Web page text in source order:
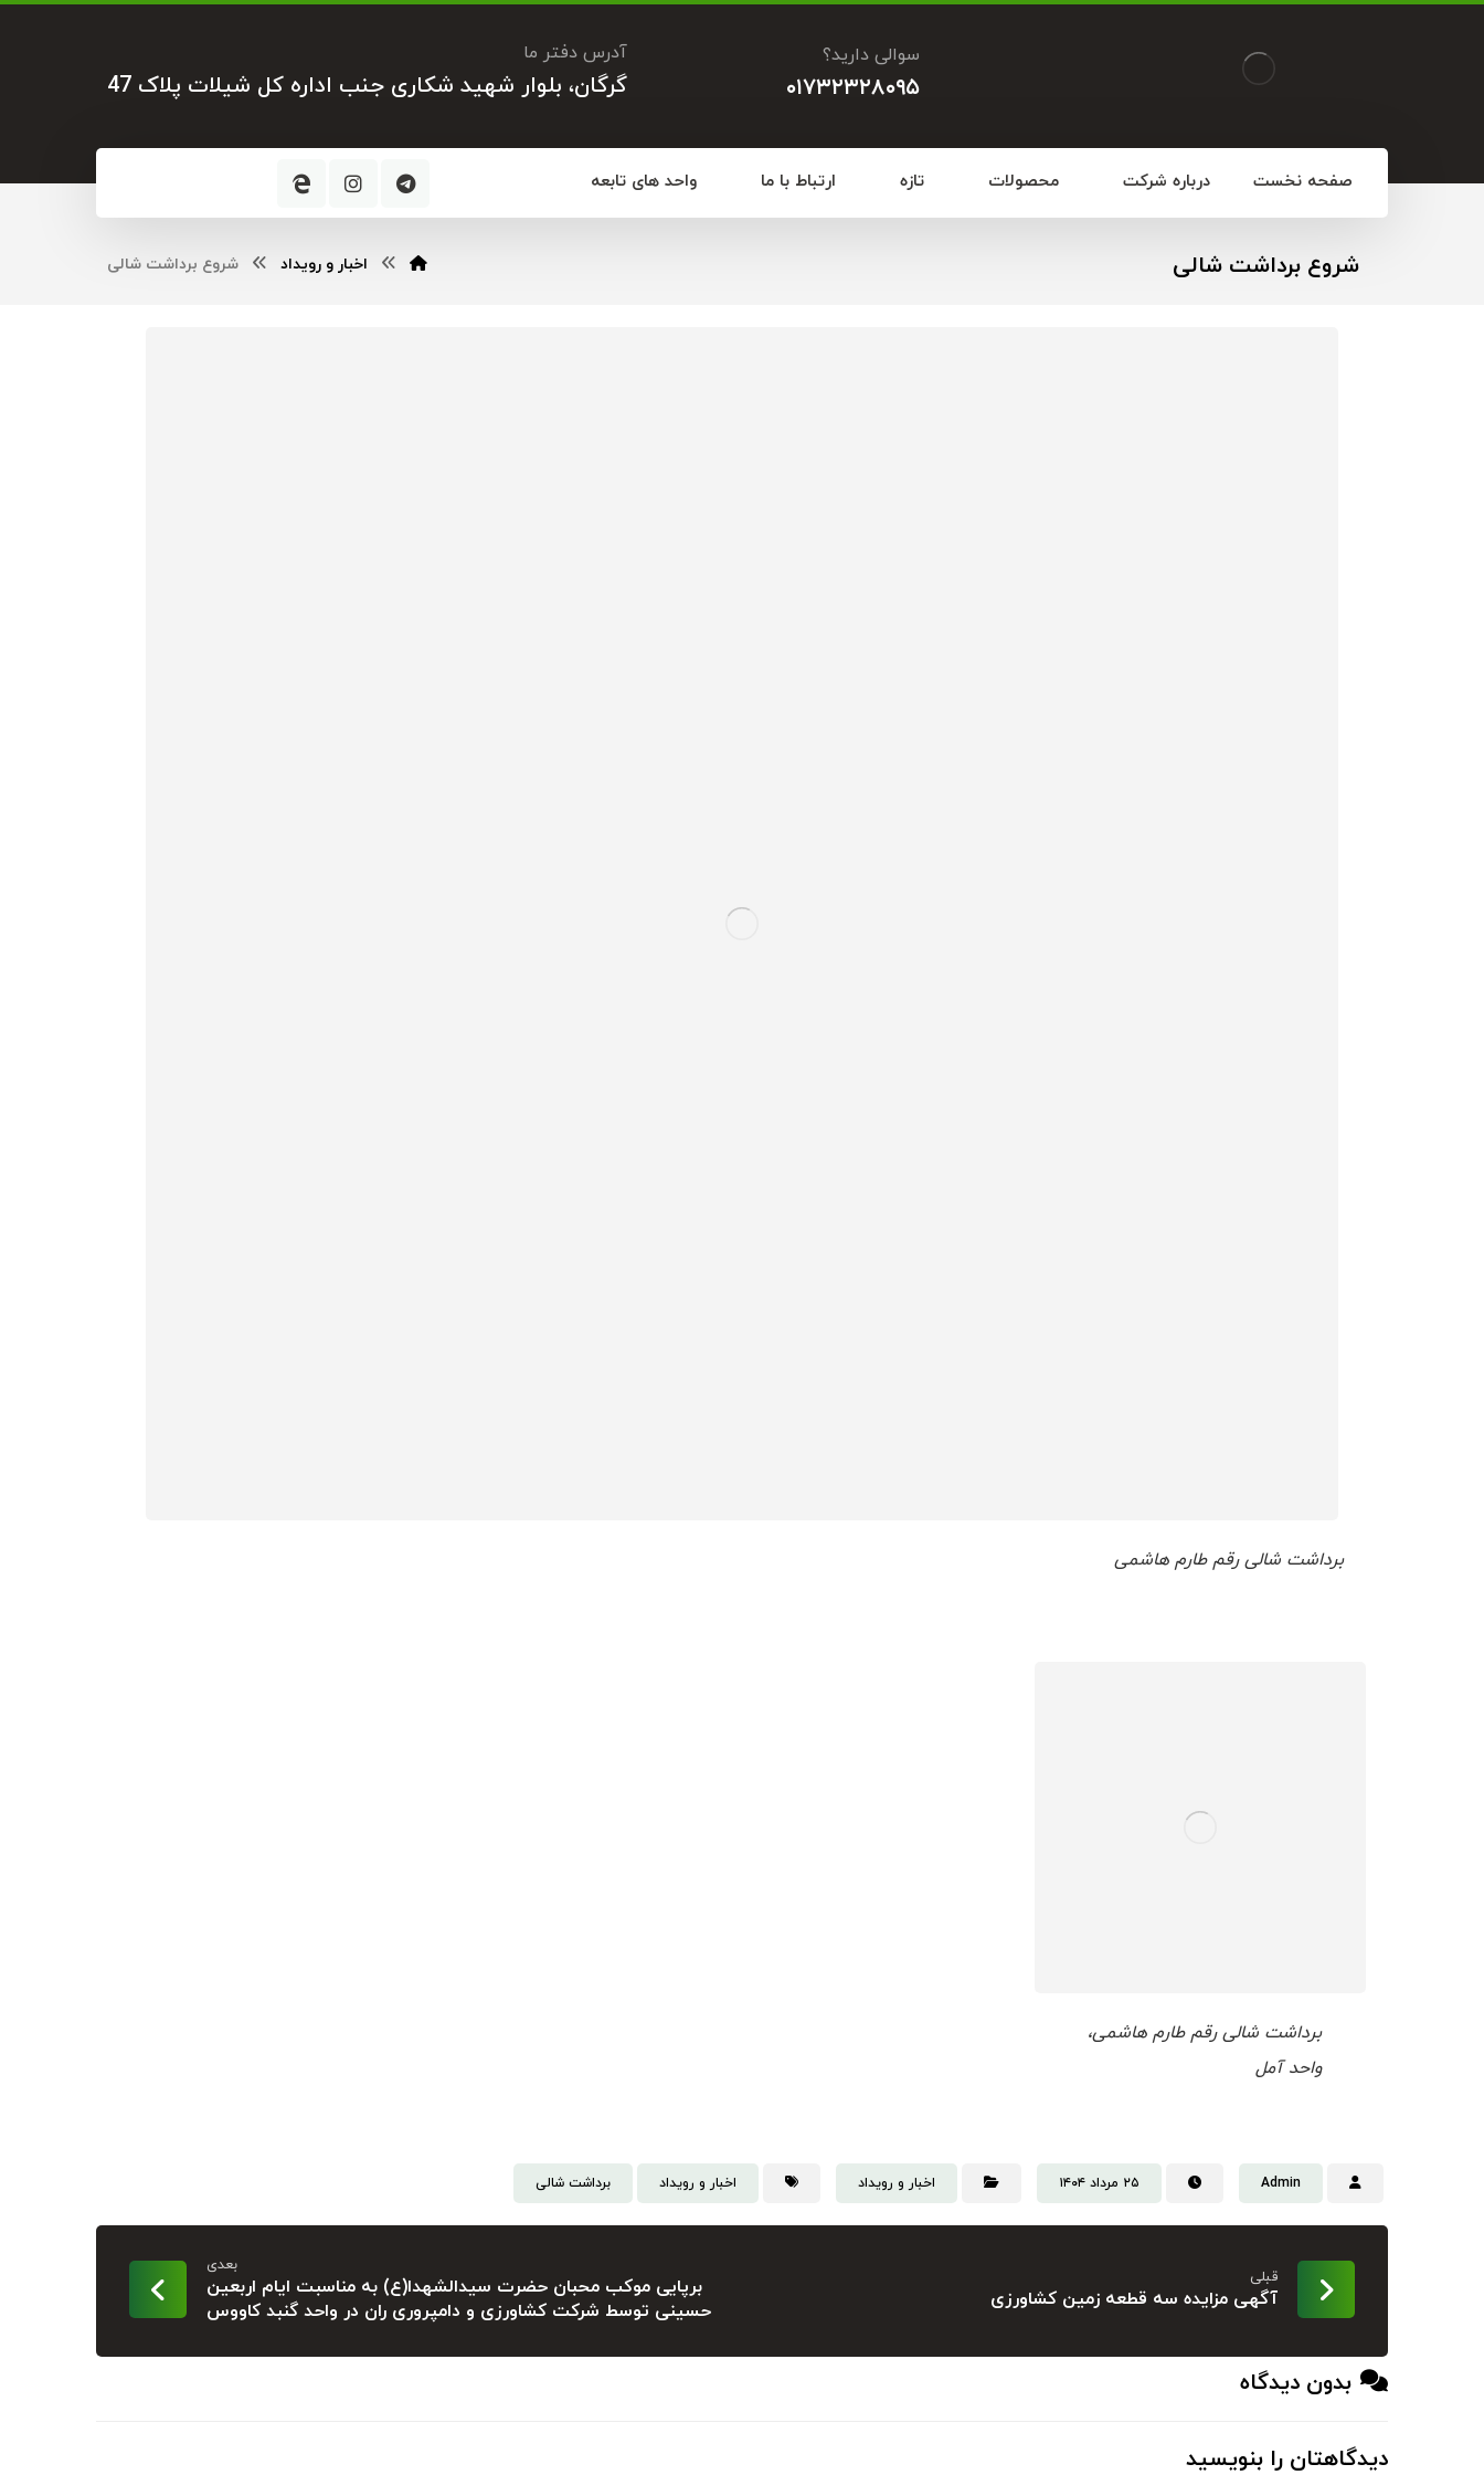
آدرس دفتر ما
گرگان، بلوار شهید شکاری جنب اداره کل شیلات پلاک 47
سوالی دارید؟
۰۱۷۳۲۳۲۸۰۹۵
صفحه نخست درباره شرکت محصولات تازه ارتباط با ما واحد های تابعه
شروع برداشت شالی اخبار و رویداد شروع برداشت شالی
برداشت شالی رقم طارم هاشمی
برداشت شالی رقم طارم هاشمی،
واحد آمل
Admin ۲۵ مرداد ۱۴۰۴ اخبار و رویداد اخبار و رویداد برداشت شالی
قبلی
آگهی مزایده سه قطعه زمین کشاورزی
بعدی
برپایی موکب محبان حضرت سیدالشهدا(ع) به مناسبت ایام اربعین
حسینی توسط شرکت کشاورزی و دامپروری ران در واحد گنبد کاووس
بدون دیدگاه
دیدگاهتان را بنویسید